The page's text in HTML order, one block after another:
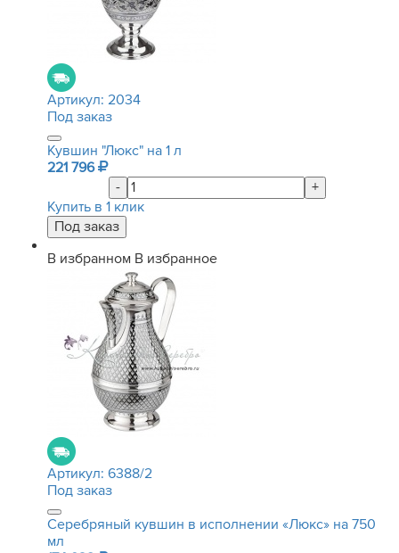
Артикул: 2034
Под заказ
Кувшин "Люкс" на 1 л
221 796
-
+
Купить в 1 клик
В избранном В избранное
Артикул: 6388/2
Под заказ
Серебряный кувшин в исполнении «Люкс» на 750
мл